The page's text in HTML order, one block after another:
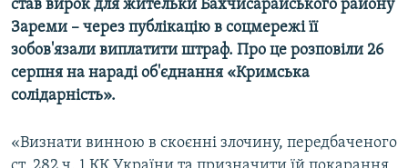
став вирок для жительки Бахчисарайського району
Зареми – через публікацію в соцмережі її
зобов'язали виплатити штраф. Про це розповіли 26
серпня на нараді об'єднання «Кримська
солідарність».
«Визнати винною в скоєнні злочину, передбаченого